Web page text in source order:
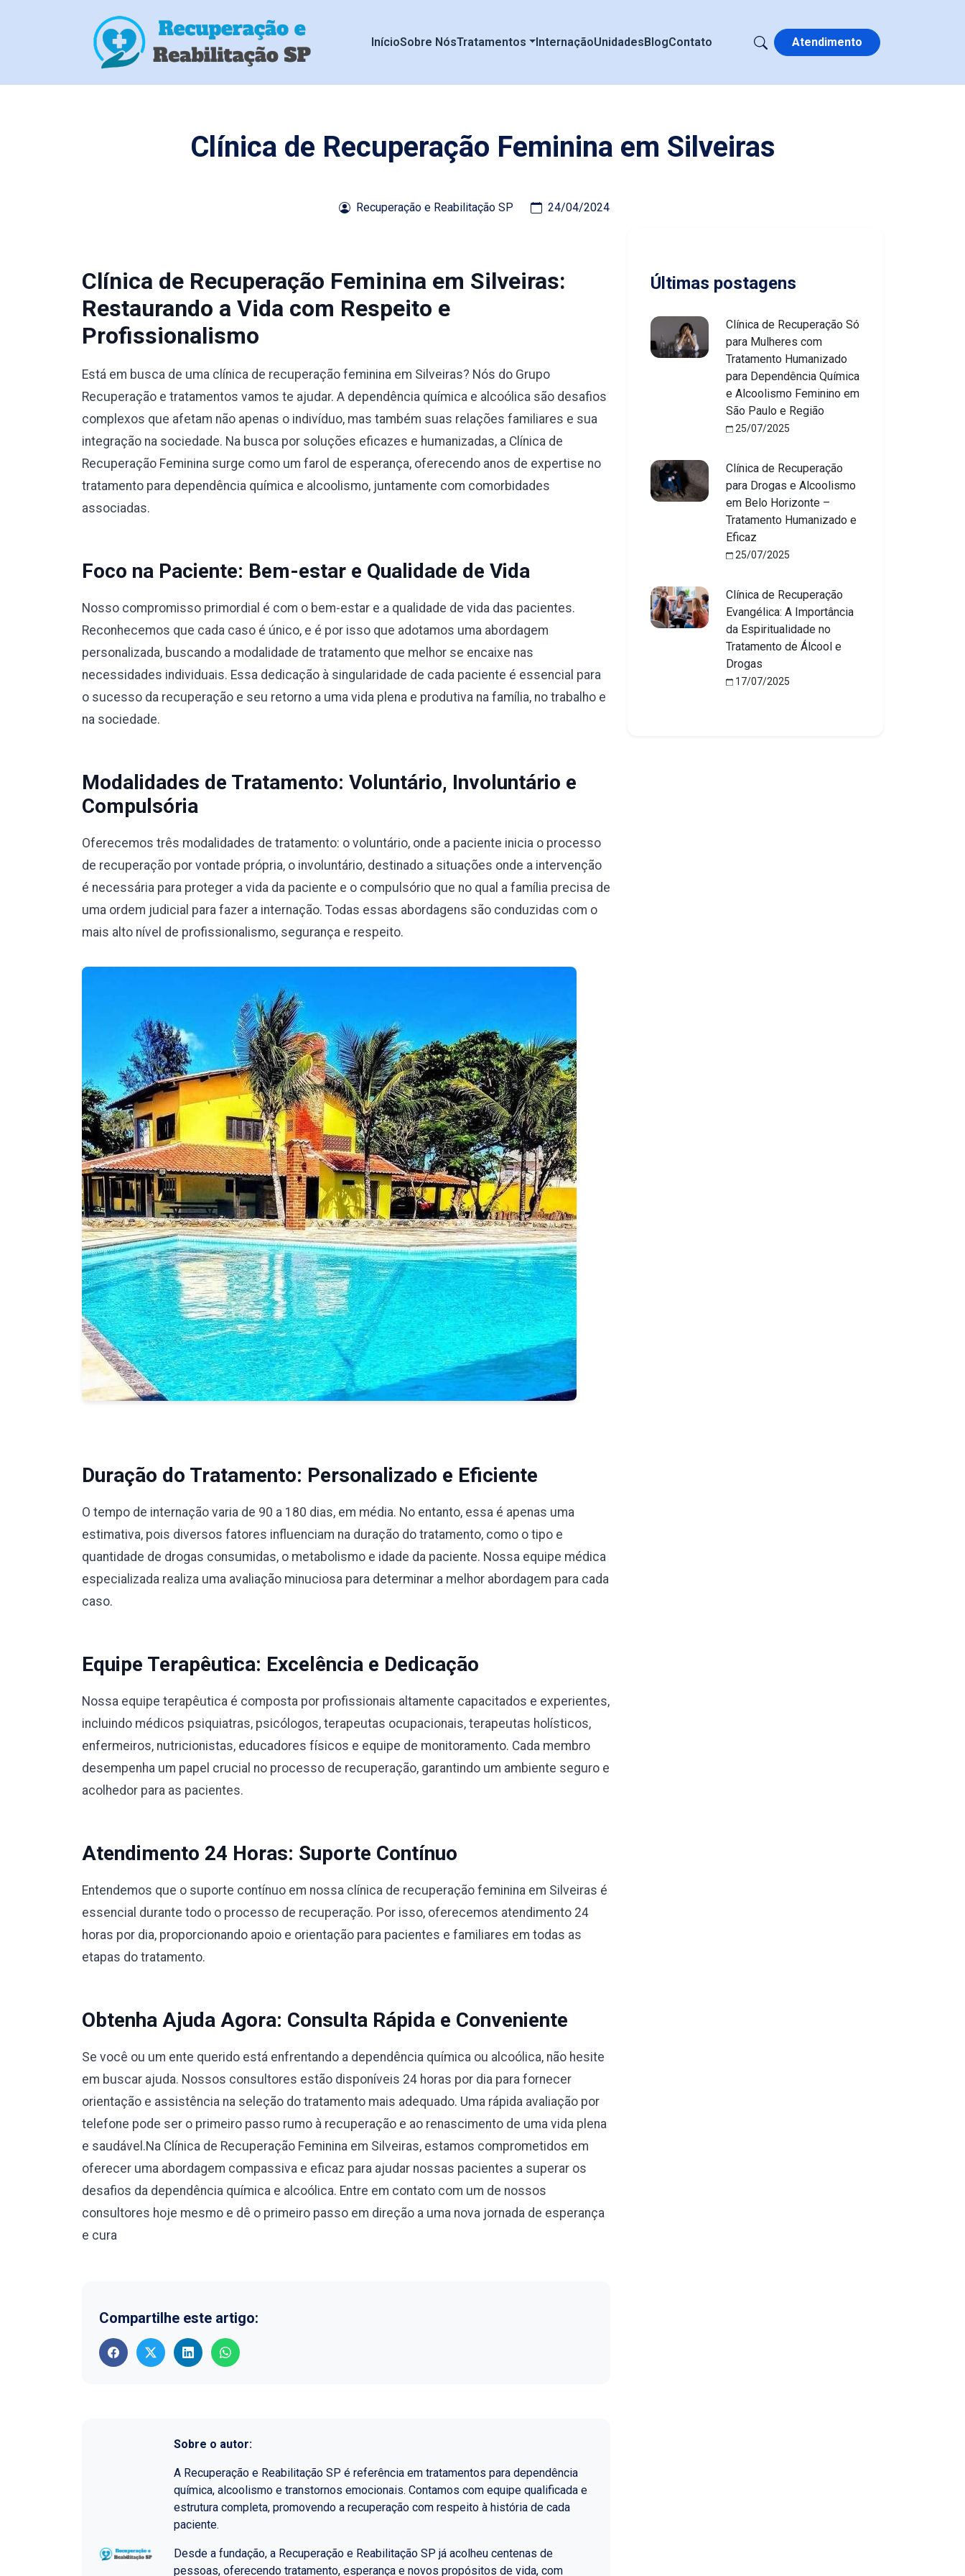
InícioSobre NósTratamentos InternaçãoUnidadesBlogContato Atendimento
Clínica de Recuperação Feminina em Silveiras
Recuperação e Reabilitação SP 24/04/2024
Clínica de Recuperação Feminina em Silveiras:
Restaurando a Vida com Respeito e
Profissionalismo
Está em busca de uma clínica de recuperação feminina em Silveiras? Nós do Grupo
Recuperação e tratamentos vamos te ajudar. A dependência química e alcoólica são desafios
complexos que afetam não apenas o indivíduo, mas também suas relações familiares e sua
integração na sociedade. Na busca por soluções eficazes e humanizadas, a Clínica de
Recuperação Feminina surge como um farol de esperança, oferecendo anos de expertise no
tratamento para dependência química e alcoolismo, juntamente com comorbidades
associadas.
Foco na Paciente: Bem-estar e Qualidade de Vida
Nosso compromisso primordial é com o bem-estar e a qualidade de vida das pacientes.
Reconhecemos que cada caso é único, e é por isso que adotamos uma abordagem
personalizada, buscando a modalidade de tratamento que melhor se encaixe nas
necessidades individuais. Essa dedicação à singularidade de cada paciente é essencial para
o sucesso da recuperação e seu retorno a uma vida plena e produtiva na família, no trabalho e
na sociedade.
Modalidades de Tratamento: Voluntário, Involuntário e
Compulsória
Oferecemos três modalidades de tratamento: o voluntário, onde a paciente inicia o processo
de recuperação por vontade própria, o involuntário, destinado a situações onde a intervenção
é necessária para proteger a vida da paciente e o compulsório que no qual a família precisa de
uma ordem judicial para fazer a internação. Todas essas abordagens são conduzidas com o
mais alto nível de profissionalismo, segurança e respeito.
Duração do Tratamento: Personalizado e Eficiente
O tempo de internação varia de 90 a 180 dias, em média. No entanto, essa é apenas uma
estimativa, pois diversos fatores influenciam na duração do tratamento, como o tipo e
quantidade de drogas consumidas, o metabolismo e idade da paciente. Nossa equipe médica
especializada realiza uma avaliação minuciosa para determinar a melhor abordagem para cada
caso.
Equipe Terapêutica: Excelência e Dedicação
Nossa equipe terapêutica é composta por profissionais altamente capacitados e experientes,
incluindo médicos psiquiatras, psicólogos, terapeutas ocupacionais, terapeutas holísticos,
enfermeiros, nutricionistas, educadores físicos e equipe de monitoramento. Cada membro
desempenha um papel crucial no processo de recuperação, garantindo um ambiente seguro e
acolhedor para as pacientes.
Atendimento 24 Horas: Suporte Contínuo
Entendemos que o suporte contínuo em nossa clínica de recuperação feminina em Silveiras é
essencial durante todo o processo de recuperação. Por isso, oferecemos atendimento 24
horas por dia, proporcionando apoio e orientação para pacientes e familiares em todas as
etapas do tratamento.
Obtenha Ajuda Agora: Consulta Rápida e Conveniente
Se você ou um ente querido está enfrentando a dependência química ou alcoólica, não hesite
em buscar ajuda. Nossos consultores estão disponíveis 24 horas por dia para fornecer
orientação e assistência na seleção do tratamento mais adequado. Uma rápida avaliação por
telefone pode ser o primeiro passo rumo à recuperação e ao renascimento de uma vida plena
e saudável.Na Clínica de Recuperação Feminina em Silveiras, estamos comprometidos em
oferecer uma abordagem compassiva e eficaz para ajudar nossas pacientes a superar os
desafios da dependência química e alcoólica. Entre em contato com um de nossos
consultores hoje mesmo e dê o primeiro passo em direção a uma nova jornada de esperança
e cura
Compartilhe este artigo:
Sobre o autor:
A Recuperação e Reabilitação SP é referência em tratamentos para dependência
química, alcoolismo e transtornos emocionais. Contamos com equipe qualificada e
estrutura completa, promovendo a recuperação com respeito à história de cada
paciente.
Desde a fundação, a Recuperação e Reabilitação SP já acolheu centenas de
pessoas, oferecendo tratamento, esperança e novos propósitos de vida, com
Últimas postagens
Clínica de Recuperação Só
para Mulheres com
Tratamento Humanizado
para Dependência Química
e Alcoolismo Feminino em
São Paulo e Região
25/07/2025
Clínica de Recuperação
para Drogas e Alcoolismo
em Belo Horizonte –
Tratamento Humanizado e
Eficaz
25/07/2025
Clínica de Recuperação
Evangélica: A Importância
da Espiritualidade no
Tratamento de Álcool e
Drogas
17/07/2025